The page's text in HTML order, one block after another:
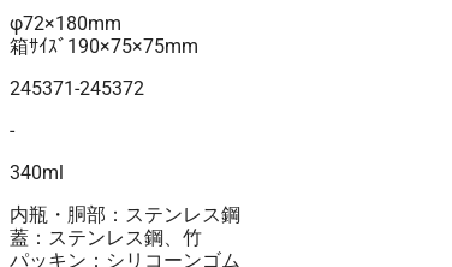
φ72×180mm
箱ｻｲｽﾞ190×75×75mm
245371-245372
-
340ml
内瓶・胴部：ステンレス鋼
蓋：ステンレス鋼、竹
パッキン：シリコーンゴム